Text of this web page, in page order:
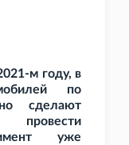
м году, в
по
сделают
уже